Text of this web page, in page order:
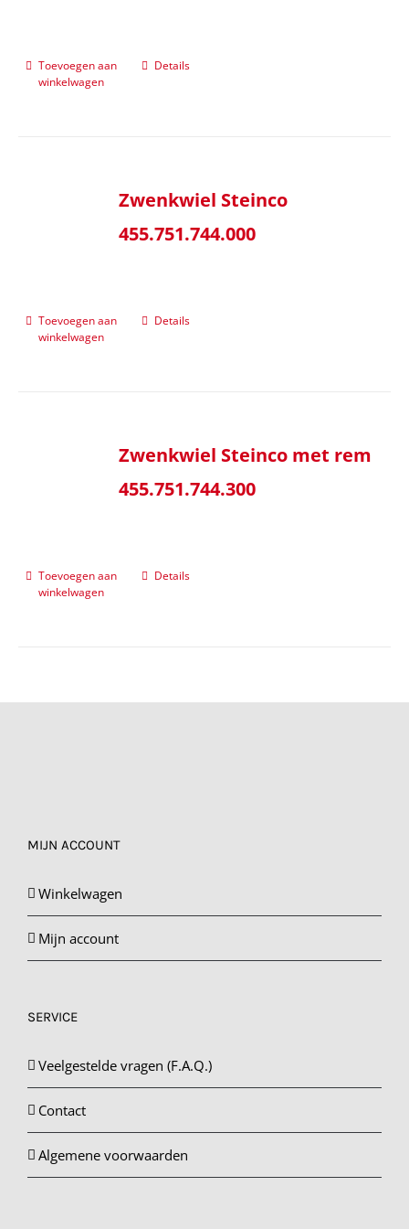
Toevoegen aan
winkelwagen
Details
Zwenkwiel Steinco
455.751.744.000
Toevoegen aan
winkelwagen
Details
Zwenkwiel Steinco met rem
455.751.744.300
Toevoegen aan
winkelwagen
Details
MIJN ACCOUNT
Winkelwagen
Mijn account
SERVICE
Veelgestelde vragen (F.A.Q.)
Contact
Algemene voorwaarden